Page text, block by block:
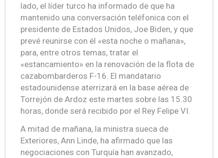
lado, el líder turco ha informado de que ha
mantenido una conversación teléfonica con el
presidente de Estados Unidos, Joe Biden, y que
prevé reunirse con él «esta noche o mañana»,
para, entre otros temas, tratar el
«estancamiento» en la renovación de la flota de
cazabombarderos F-16. El mandatario
estadounidense aterrizará en la base aérea de
Torrejón de Ardoz este martes sobre las 15.30
horas, donde será recibido por el Rey Felipe VI.
A mitad de mañana, la ministra sueca de
Exteriores, Ann Linde, ha afirmado que las
negociaciones con Turquía han avanzado,